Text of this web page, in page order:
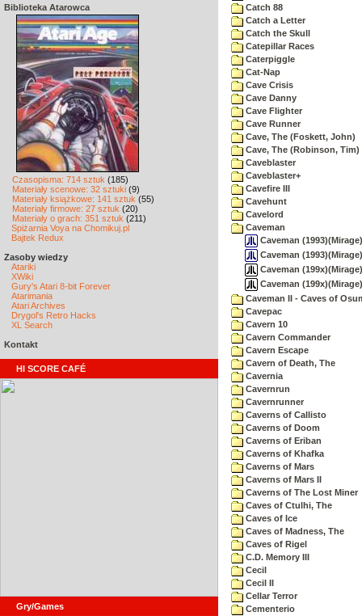
Biblioteka Atarowca
Czasopisma: 714 sztuk (185)
Materiały scenowe: 32 sztuki (9)
Materiały książkowe: 141 sztuk (55)
Materiały firmowe: 27 sztuk (20)
Materiały o grach: 351 sztuk (211)
Spiżarnia Voya na Chomikuj.pl
Bajtek Redux
Zasoby wiedzy
Atariki
XWiki
Gury's Atari 8-bit Forever
Atarimania
Atari Archives
Drygol's Retro Hacks
XL Search
Kontakt
HI SCORE CAFÉ
Gry/Games
Catch 88
Catch a Letter
Catch the Skull
Catepillar Races
Caterpiggle
Cat-Nap
Cave Crisis
Cave Danny
Cave Flighter
Cave Runner
Cave, The (Foskett, John)
Cave, The (Robinson, Tim)
Caveblaster
Caveblaster+
Cavefire III
Cavehunt
Cavelord
Caveman
Caveman
Caveman
Caveman
Caveman
Caveman II - Caves of
Cavepac
Cavern 10
Cavern Commander
Cavern Escape
Cavern of Death, The
Cavernia
Cavernrun
Cavernrunner
Caverns of Callisto
Caverns of Doom
Caverns of Eriban
Caverns of Khafka
Caverns of Mars
Caverns of Mars II
Caverns of The Lost Miner
Caves of Ctulhi, The
Caves of Ice
Caves of Madness, The
Caves of Rigel
C.D. Memory III
Cecil
Cecil II
Cellar Terror
Cementerio